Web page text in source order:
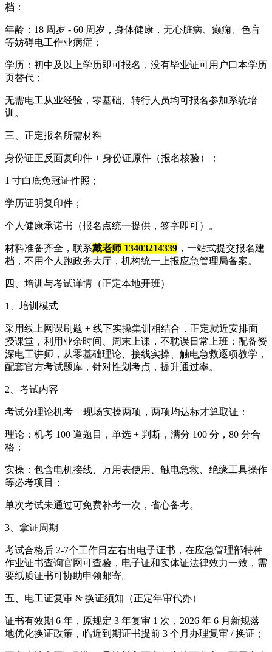
档：
年龄：18 周岁 - 60 周岁，身体健康，无心脏病、癫痫、色盲
等妨碍电工作业病症；
学历：初中及以上学历即可报名，没有毕业证可用户口本学历
页替代；
无需电工从业经验，零基础、转行人员均可报名参加系统培
训。
三、正定报名所需材料
身份证正反面复印件 + 身份证原件（报名核验）；
1 寸白底免冠证件照；
学历证明复印件；
个人健康承诺书（报名点统一提供，签字即可）。
材料准备齐全，联系戴老师 13403214339 ，一站式提交报名建
档，不用个人跑政务大厅，机构统一上报应急管理局备案。
四、培训与考试详情（正定本地开班）
1、培训模式
采用线上网课刷题 + 线下实操集训相结合，正定就近安排面
授课堂，利用业余时间、周末上课，不耽误日常上班；配备资
深电工讲师，从零基础理论、接线实操、触电急救逐项教学，
配套官方考试题库，针对性划考点，提升通过率。
2、考试内容
考试分理论机考 + 现场实操两项，两项均达标才算取证：
理论：机考 100 道题目，单选 + 判断，满分 100 分，80 分合
格；
实操：包含电机接线、万用表使用、触电急救、绝缘工具操作
等必考项目；
单次考试未通过可免费补考一次，省心备考。
3、拿证周期
考试合格后 2-7个工作日左右出电子证书，在应急管理部特种
作业证书查询官网可查验，电子证和实体证法律效力一致，需
要纸质证书可协助申领邮寄。
五、电工证复审 & 换证须知（正定年审代办）
证书有效期 6 年，原规定 3 年复审 1 次，2026 年 6 月新规落
地优化换证政策，临近到期证书提前 3 个月办理复审 / 换证；